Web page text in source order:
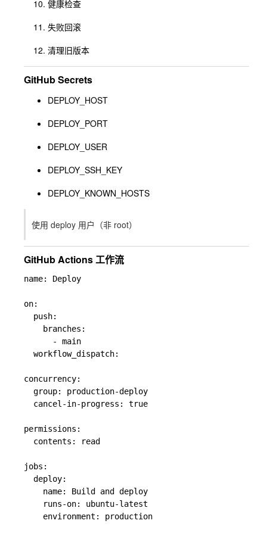
健康检查
失败回滚
清理旧版本
GitHub Secrets
DEPLOY_HOST
DEPLOY_PORT
DEPLOY_USER
DEPLOY_SSH_KEY
DEPLOY_KNOWN_HOSTS
使用 deploy 用户（非 root）
GitHub Actions 工作流
name: Deploy
on:
  push:
    branches:
      - main
  workflow_dispatch:
concurrency:
  group: production-deploy
  cancel-in-progress: true
permissions:
  contents: read
jobs:
  deploy:
    name: Build and deploy
    runs-on: ubuntu-latest
    environment: production